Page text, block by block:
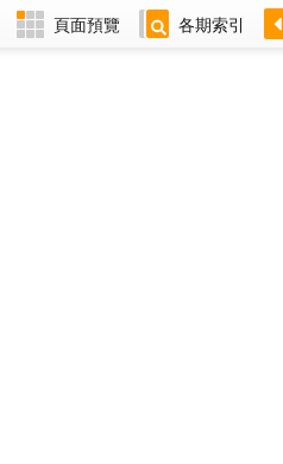
頁面預覽 各期索引